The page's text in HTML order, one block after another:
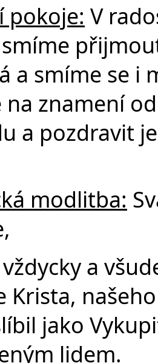
pokoje: V
a smíme se i
na znamení
a pozdravit
modlitba:
a
Krista,
jako
lidem.